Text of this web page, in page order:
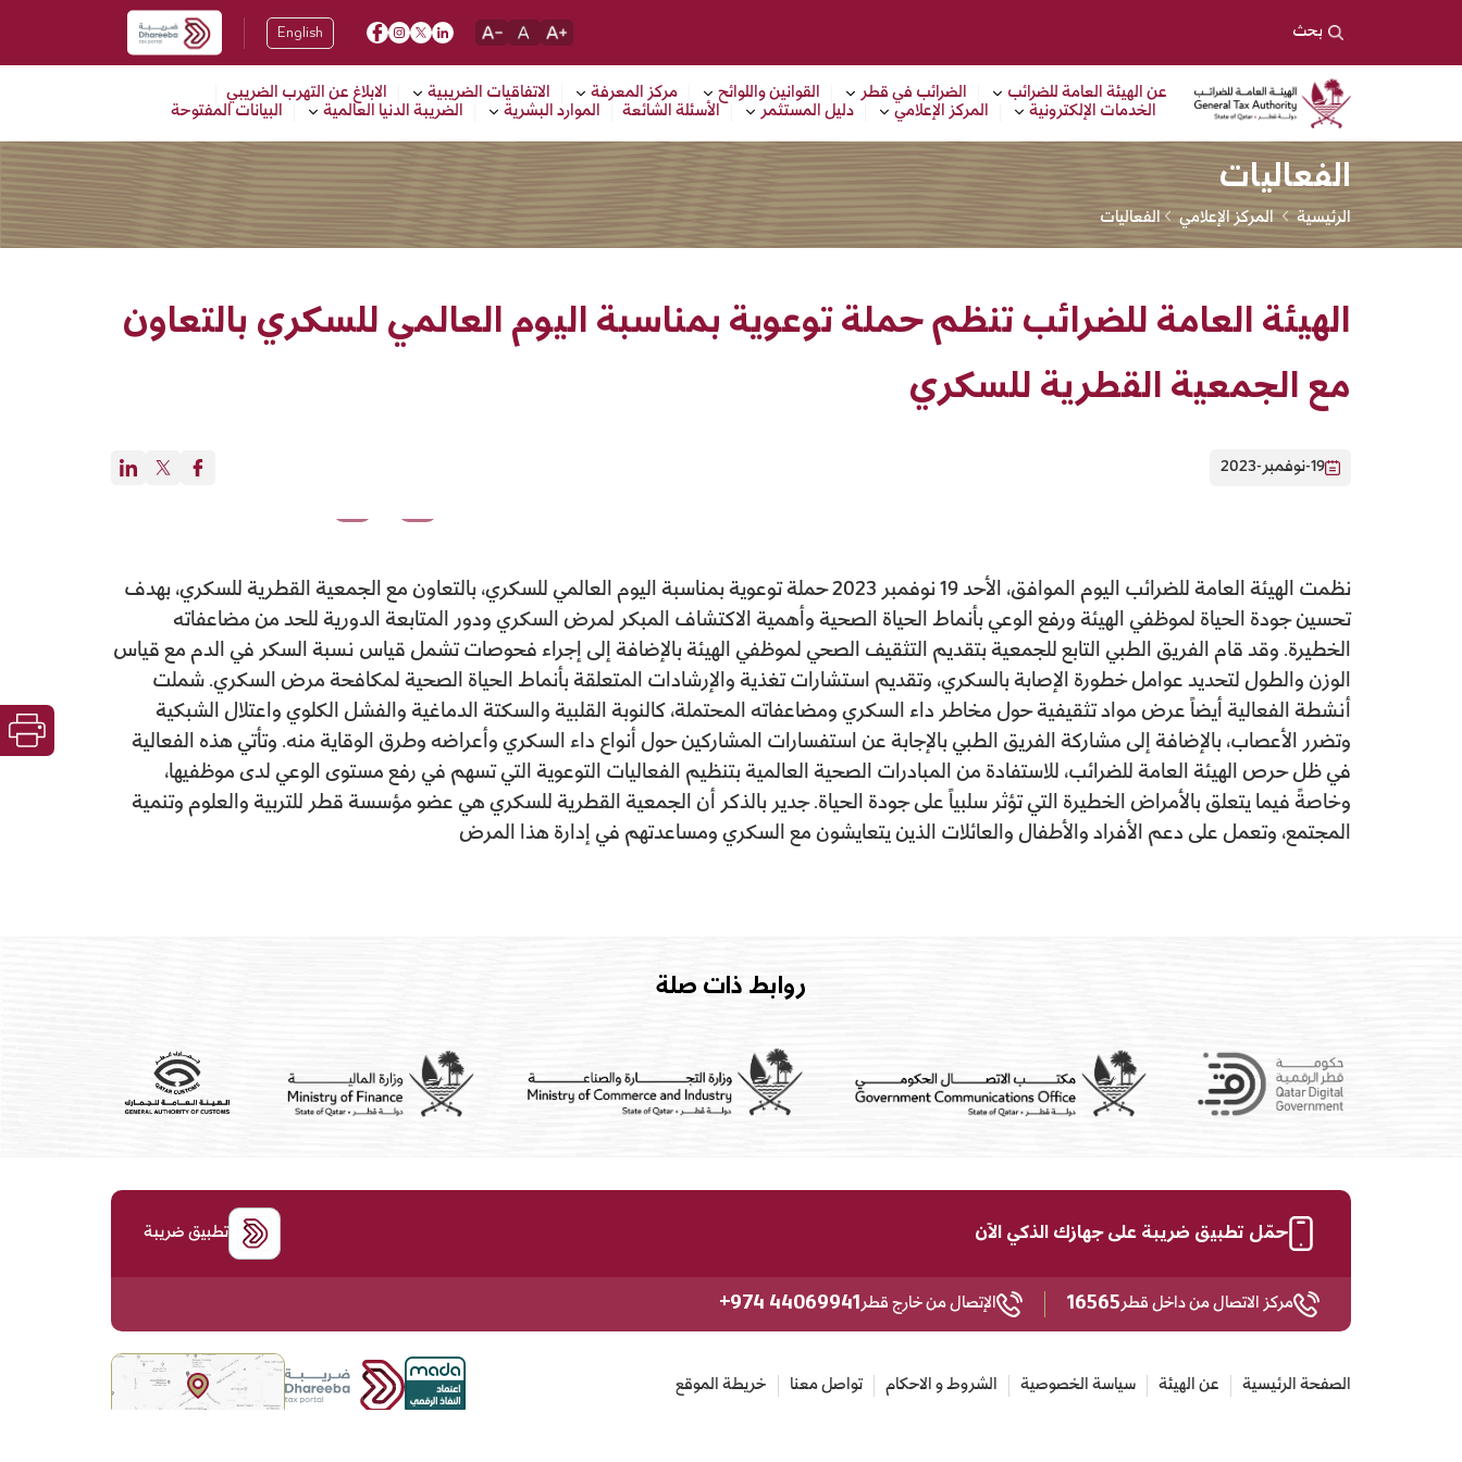
الهيئة العامة للضرائب
بحث
English
عن الهيئة العامة للضرائب الضرائب في قطر القوانين واللوائح مركز المعرفة الاتفاقيات الضريبية
الابلاغ عن التهرب الضريبي
الخدمات الإلكترونية
المركز الإعلامي دليل المستثمر الأسئلة الشائعة الموارد البشرية الضريبة الدنيا العالمية البيانات المفتوحة
الفعاليات
الرئيسية المركز الإعلامي الفعاليات
الهيئة العامة للضرائب تنظم حملة توعوية بمناسبة اليوم العالمي للسكري بالتعاون
مع الجمعية القطرية للسكري
19-نوفمبر-2023
نظمت الهيئة العامة للضرائب اليوم الموافق، الأحد 19 نوفمبر 2023 حملة توعوية بمناسبة اليوم العالمي للسكري، بالتعاون مع الجمعية القطرية للسكري، بهدف
تحسين جودة الحياة لموظفي الهيئة ورفع الوعي بأنماط الحياة الصحية وأهمية الاكتشاف المبكر لمرض السكري ودور المتابعة الدورية للحد من مضاعفاته
الخطيرة. وقد قام الفريق الطبي التابع للجمعية بتقديم التثقيف الصحي لموظفي الهيئة بالإضافة إلى إجراء فحوصات تشمل قياس نسبة السكر في الدم مع قياس
الوزن والطول لتحديد عوامل خطورة الإصابة بالسكري، وتقديم استشارات تغذية والإرشادات المتعلقة بأنماط الحياة الصحية لمكافحة مرض السكري. شملت
أنشطة الفعالية أيضاً عرض مواد تثقيفية حول مخاطر داء السكري ومضاعفاته المحتملة، كالنوبة القلبية والسكتة الدماغية والفشل الكلوي واعتلال الشبكية
وتضرر الأعصاب، بالإضافة إلى مشاركة الفريق الطبي بالإجابة عن استفسارات المشاركين حول أنواع داء السكري وأعراضه وطرق الوقاية منه. وتأتي هذه الفعالية
في ظل حرص الهيئة العامة للضرائب، للاستفادة من المبادرات الصحية العالمية بتنظيم الفعاليات التوعوية التي تسهم في رفع مستوى الوعي لدى موظفيها،
وخاصةً فيما يتعلق بالأمراض الخطيرة التي تؤثر سلبياً على جودة الحياة. جدير بالذكر أن الجمعية القطرية للسكري هي عضو مؤسسة قطر للتربية والعلوم وتنمية
المجتمع، وتعمل على دعم الأفراد والأطفال والعائلات الذين يتعايشون مع السكري ومساعدتهم في إدارة هذا المرض
روابط ذات صلة
حمّل تطبيق ضريبة على جهازك الذكي الآن تطبيق ضريبة
مركز الاتصال من داخل قطر16565 الإتصال من خارج قطر+974 44069941
الصفحة الرئيسية عن الهيئة سياسة الخصوصية الشروط و الاحكام تواصل معنا خريطة الموقع